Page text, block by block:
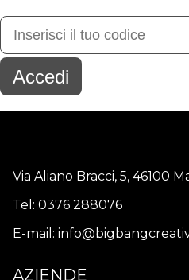
Via Aliano Bracci, 5, 46100
Tel: 0376 288076
E-mail:
AZIENDE